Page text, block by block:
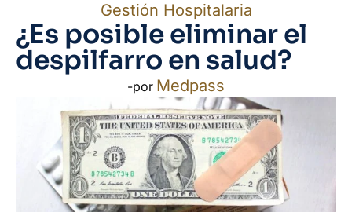
Gestión Hospitalaria
¿Es posible eliminar el
despilfarro en salud?
-por Medpass